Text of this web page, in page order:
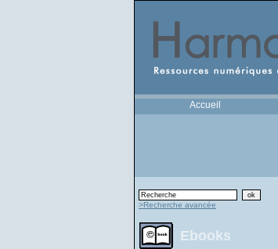
Accueil
>Recherche avancée
Ebooks